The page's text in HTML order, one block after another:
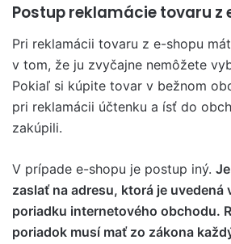
Postup reklamácie tovaru z
Pri reklamácii tovaru z e-shopu
v tom, že ju zvyčajne nemôžete
Pokiaľ si kúpite tovar v bežnom
pri reklamácii účtenku a ísť do
zakúpili.
V prípade e-shopu je postup iný.
zaslať na adresu, ktorá je uvedená
poriadku internetového obchodu.
poriadok musí mať zo zákona